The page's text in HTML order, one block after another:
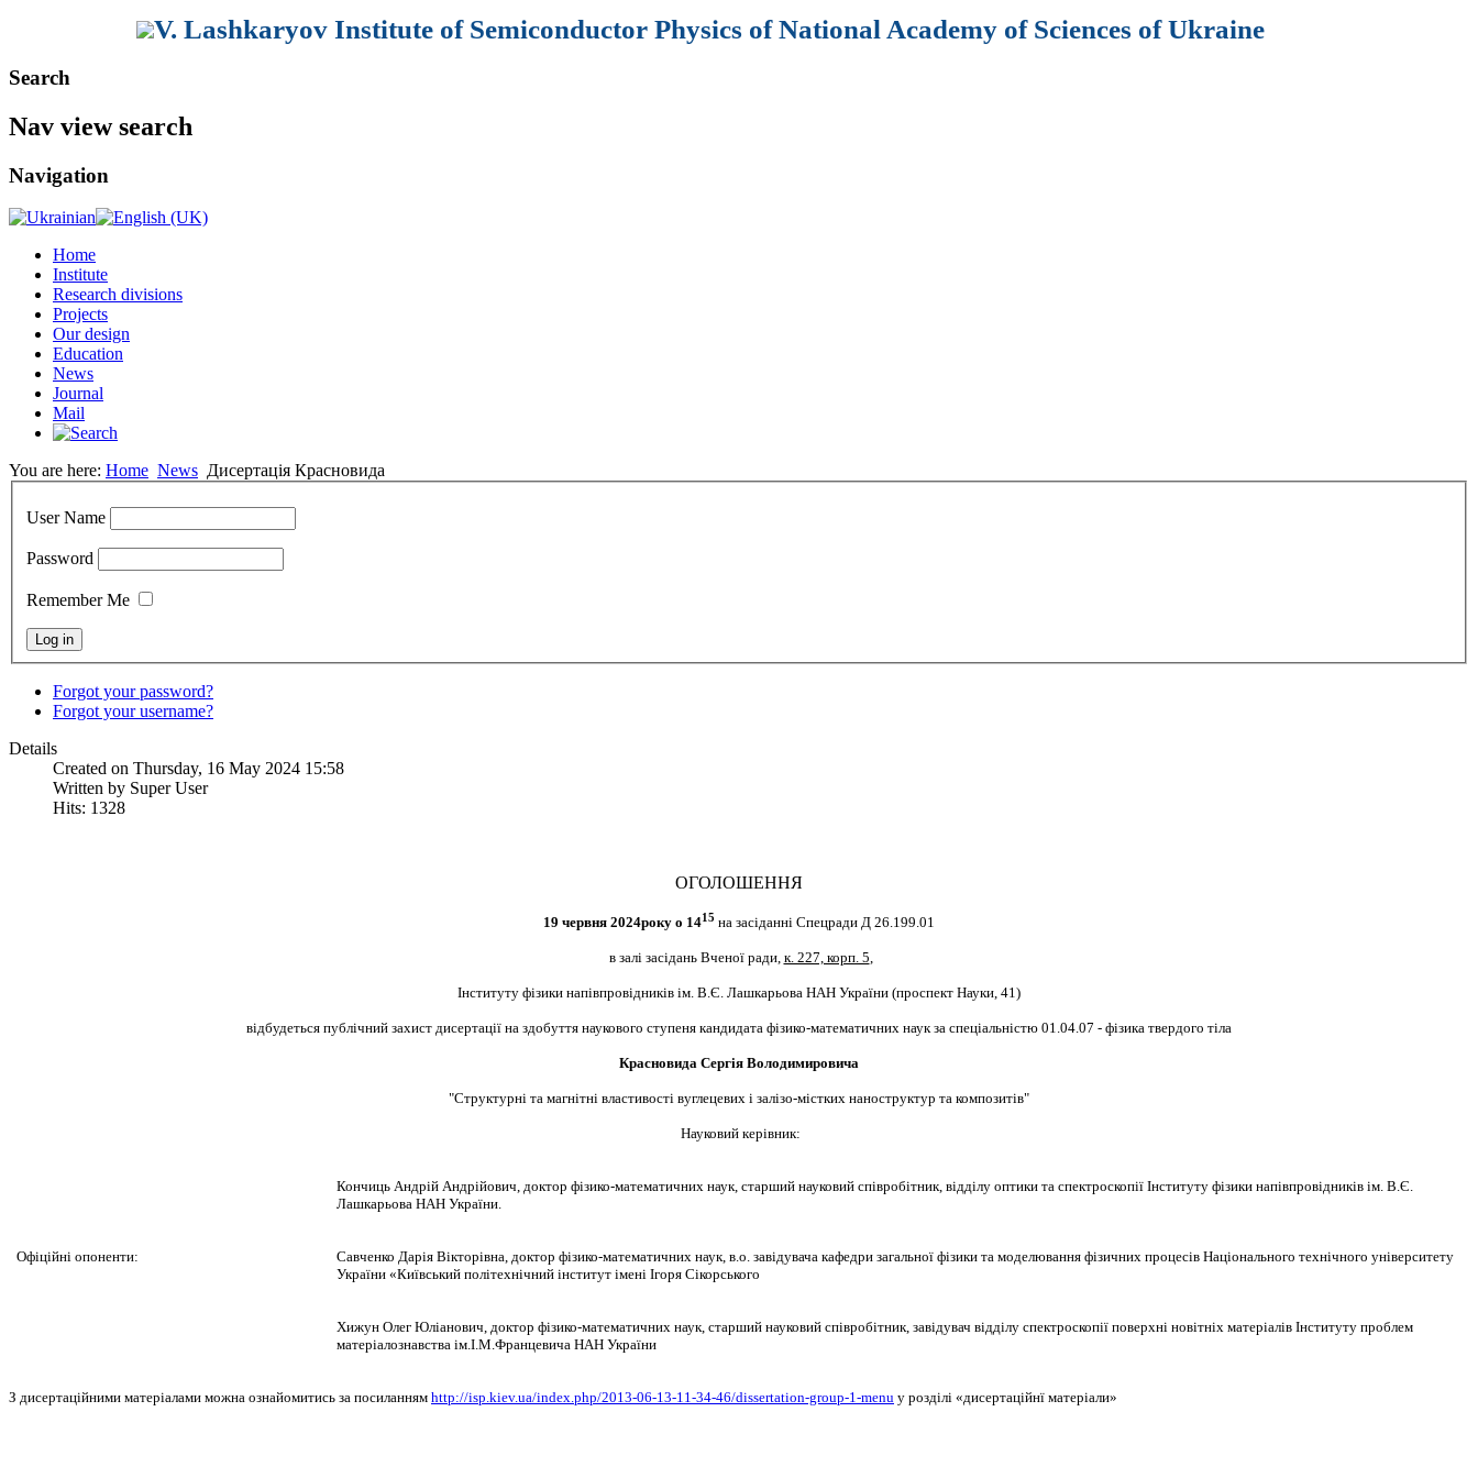
V. Lashkaryov Institute of Semiconductor Physics of National Academy of Sciences of Ukraine
Search
Nav view search
Navigation
Home
Institute
Research divisions
Projects
Our design
Education
News
Journal
Mail
You are here: Home News Дисертація Красновида
User Name
Password
Remember Me
Forgot your password?
Forgot your username?
Details
Created on Thursday, 16 May 2024 15:58
Written by Super User
Hits: 1328
ОГОЛОШЕННЯ
19 червня 2024року о 1415 на засіданні Спецради Д 26.199.01
в залі засідань Вченої ради, к. 227, корп. 5,
Інституту фізики напівпровідників ім. В.Є. Лашкарьова НАН України (проспект Науки, 41)
відбудеться публічний захист дисертації на здобуття наукового ступеня кандидата фізико-математичних наук за спеціальністю 01.04.07 - фізика твердого тіла
Красновида Сергія Володимировича
"Структурні та магнітні властивості вуглецевих і залізо-містких наноструктур та композитів"
Науковий керівник:
Кончиць Андрій Андрійович, доктор фізико-математичних наук, старший науковий співробітник, відділу оптики та спектроскопії Інституту фізики напівпровідників ім. В.Є.
Лашкарьова НАН України.
Офіційні опоненти:
Савченко Дарія Вікторівна, доктор фізико-математичних наук, в.о. завідувача кафедри загальної фізики та моделювання фізичних процесів Національного технічного університету
України «Київський політехнічний інститут імені Ігоря Сікорського
Хижун Олег Юліанович, доктор фізико-математичних наук, старший науковий співробітник, завідувач відділу спектроскопії поверхні новітніх матеріалів Інституту проблем
матеріалознавства ім.І.М.Францевича НАН України
З дисертаційними матеріалами можна ознайомитись за посиланням http://isp.kiev.ua/index.php/2013-06-13-11-34-46/dissertation-group-1-menu у розділі «дисертаційнї матеріали»